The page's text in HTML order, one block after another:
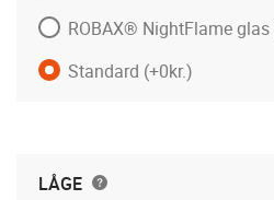
ROBAX® NightFlame glas
Standard (+0kr.)
LÅGE